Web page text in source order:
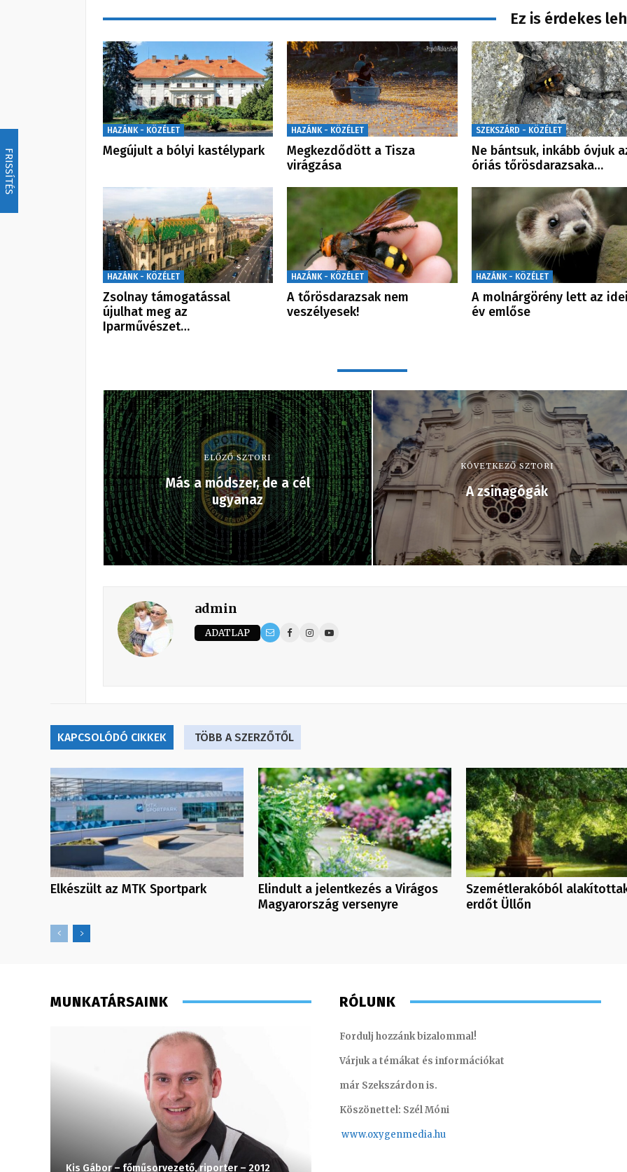
FRISSÍTÉS
Ez is érdekes
HAZÁNK - KÖZÉLET
Megújult a bólyi kastélypark
HAZÁNK - KÖZÉLET
Megkezdődött a Tisza
virágzása
SZEKSZÁRD - KÖZÉLET
Ne bántsuk, inkább óvjuk
óriás tőrösdarazsaka…
HAZÁNK - KÖZÉLET
Zsolnay támogatással
újulhat meg az
Iparművészet…
HAZÁNK - KÖZÉLET
A tőrösdarazsak nem
veszélyesek!
HAZÁNK - KÖZÉLET
A molnárgörény lett az
év emlőse
ELŐZŐ SZTORI
Más a módszer, de a cél
ugyanaz
KÖVETKEZŐ SZTORI
A zsinagógák
admin
ADATLAP
KAPCSOLÓDÓ CIKKEK TÖBB A SZERZŐTŐL
Elkészült az MTK Sportpark
Elindult a jelentkezés a Virágos
Magyarország versenyre
Szemétlerakóból
erdőt Üllőn
MUNKATÁRSAINK
Kis Gábor – főműsorvezető, riporter – 2012
RÓLUNK
Fordulj hozzánk bizalommal!
Várjuk a témákat és információkat
már Szekszárdon is.
Köszönettel: Szél Móni
www.oxygenmedia.hu